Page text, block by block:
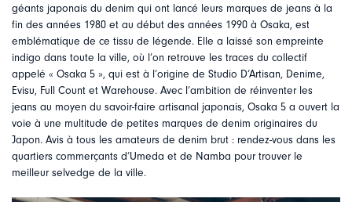
géants japonais du denim qui ont lancé leurs marques de jeans à la
fin des années 1980 et au début des années 1990 à Osaka, est
emblématique de ce tissu de légende. Elle a laissé son empreinte
indigo dans toute la ville, où l’on retrouve les traces du collectif
appelé « Osaka 5 », qui est à l’origine de Studio D‘Artisan, Denime,
Evisu, Full Count et Warehouse. Avec l’ambition de réinventer les
jeans au moyen du savoir-faire artisanal japonais, Osaka 5 a ouvert la
voie à une multitude de petites marques de denim originaires du
Japon. Avis à tous les amateurs de denim brut : rendez-vous dans les
quartiers commerçants d’Umeda et de Namba pour trouver le
meilleur selvedge de la ville.